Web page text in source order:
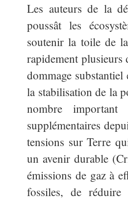
Les auteurs de la
poussât les
soutenir la toile de
rapidement plusieurs
dommage
la stabilisation de la
nombre
supplémentaires
tensions sur Terre
un avenir durable
émissions de gaz à
fossiles, de réduire